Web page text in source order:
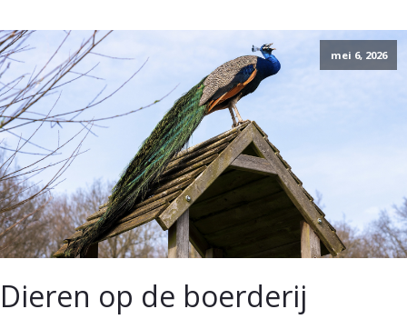
mei 6, 2026
Dieren op de boerderij